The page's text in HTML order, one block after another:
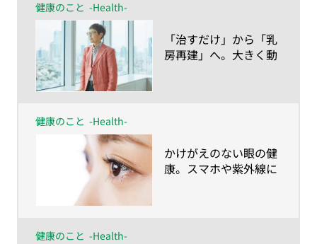
健康のこと -Health-
​「治すだけ」から「乳
房再建」へ。大きく動
健康のこと -Health-
​かけがえのない眼の健
康。スマホや紫外線に
健康のこと -Health-